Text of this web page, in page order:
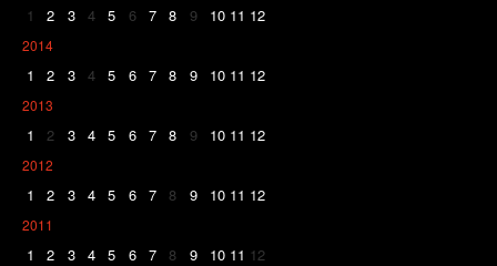
1 2 3 4 5 6 7 8 9 10 11 12
2014
1 2 3 4 5 6 7 8 9 10 11 12
2013
1 2 3 4 5 6 7 8 9 10 11 12
2012
1 2 3 4 5 6 7 8 9 10 11 12
2011
1 2 3 4 5 6 7 8 9 10 11 12